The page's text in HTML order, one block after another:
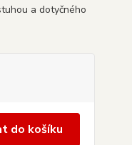
a dotyčného
do košíku